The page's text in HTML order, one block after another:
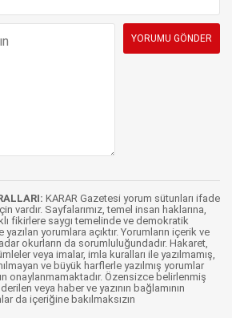
KARAR Gazetesi yorum sütunları ifade
vardır. Sayfalarımız, temel insan haklarına,
fikirlere saygı temelinde ve demokratik
yorumlara açıktır. Yorumların içerik ve
okurların da sorumluluğundadır. Hakaret,
veya imalar, imla kuralları ile yazılmamış,
ve büyük harflerle yazılmış yorumlar
onaylanmamaktadır. Özensizce belirlenmiş
veya haber ve yazının bağlamının
da içeriğine bakılmaksızın